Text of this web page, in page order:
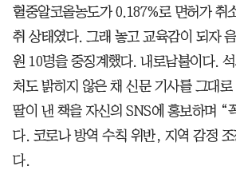
혈중알코올농도가 0.187%로 면허가 취
취 상태였다. 그래 놓고 교육감이 되자
원 10명을 중징계했다. 내로남불이다.
처도 밝히지 않은 채 신문 기사를 그대
딸이 낸 책을 자신의 SNS에 홍보하며 “
다. 코로나 방역 수칙 위반, 지역 감정
다.